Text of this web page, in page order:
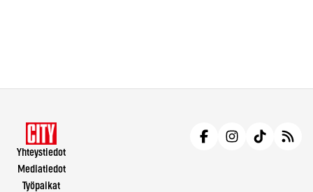
Yhteystiedot
Mediatiedot
Työpaikat